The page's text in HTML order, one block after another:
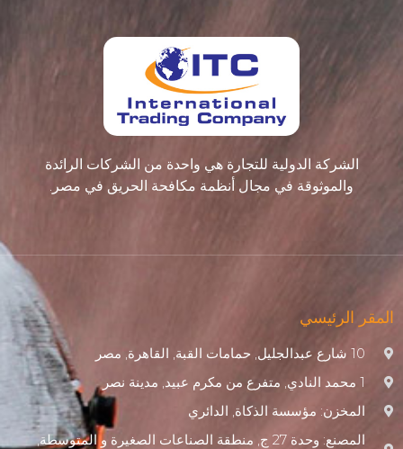
الشركة الدولية للتجارة هي واحدة من الشركات الرائدة
والموثوقة في مجال أنظمة مكافحة الحريق في مصر.
المقر الرئيسي
10 شارع عبدالجليل, حمامات القبة, القاهرة, مصر
1 محمد النادي, متفرع من مكرم عبيد, مدينة نصر
المخزن: مؤسسة الذكاة, الدائري
المصنع: وحدة 27 ج, منطقة الصناعات الصغيرة و المتوسطة,